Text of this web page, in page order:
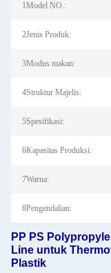
1Model NO.:
2Jenis Produk:
3Modus makan:
4Struktur Majelis:
5Spesifikasi:
6Kapasitas Produksi:
7Warna:
8Pengendalian:
PP PS
Line untuk
Plastik